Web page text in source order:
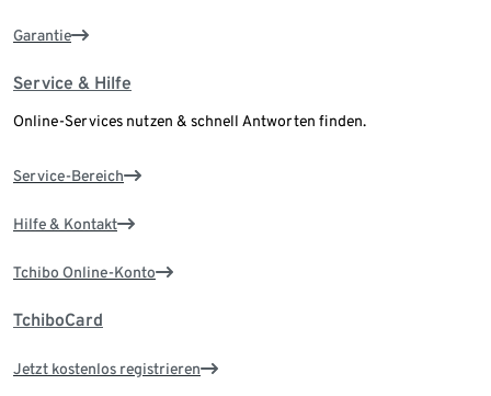
Garantie
Service & Hilfe
Online-Services nutzen & schnell Antworten finden.
Service-Bereich
Hilfe & Kontakt
Tchibo Online-Konto
TchiboCard
Jetzt kostenlos registrieren